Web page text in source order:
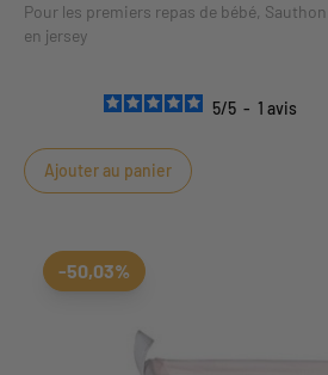
Pour les premiers repas de bébé,
en jersey
5/5 - 1 avis
Ajouter au panier
-50,03%